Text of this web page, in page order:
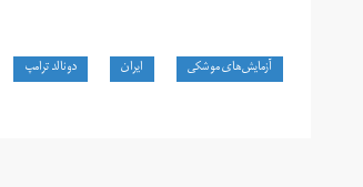
آزمایش‌های موشکی ایران دونالد ترامپ